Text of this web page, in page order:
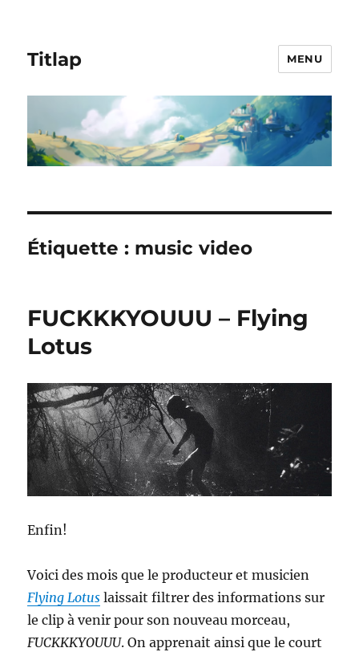
Titlap MENU
Étiquette : music video
FUCKKKYOUUU – Flying
Lotus
Enfin!
Voici des mois que le producteur et musicien
Flying Lotus laissait filtrer des informations sur
le clip à venir pour son nouveau morceau,
FUCKKKYOUUU. On apprenait ainsi que le court